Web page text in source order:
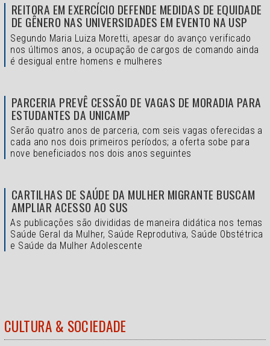
REITORA EM EXERCÍCIO DEFENDE MEDIDAS DE EQUIDADE
DE GÊNERO NAS UNIVERSIDADES EM EVENTO NA USP
Segundo Maria Luiza Moretti, apesar do avanço verificado
nos últimos anos, a ocupação de cargos de comando ainda
é desigual entre homens e mulheres
PARCERIA PREVÊ CESSÃO DE VAGAS DE MORADIA PARA
ESTUDANTES DA UNICAMP
Serão quatro anos de parceria, com seis vagas oferecidas a
cada ano nos dois primeiros períodos; a oferta sobe para
nove beneficiados nos dois anos seguintes
CARTILHAS DE SAÚDE DA MULHER MIGRANTE BUSCAM
AMPLIAR ACESSO AO SUS
As publicações são divididas de maneira didática nos temas
Saúde Geral da Mulher, Saúde Reprodutiva, Saúde Obstétrica
e Saúde da Mulher Adolescente
CULTURA & SOCIEDADE